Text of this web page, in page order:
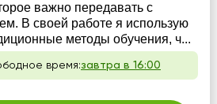
важно передавать с
В своей работе я использую
методы обучения, ч...
время:завтра в 16:00